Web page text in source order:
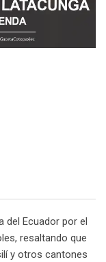
del Ecuador por el
resaltando que
y otros cantones